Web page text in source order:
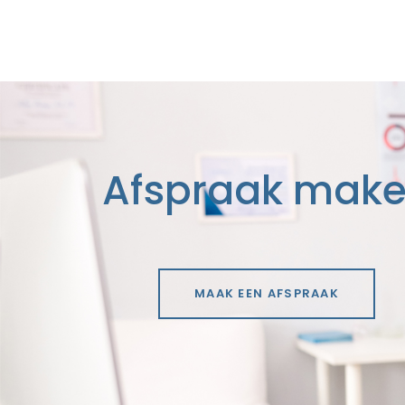
Afspraak
MAAK EEN AFSPRAAK